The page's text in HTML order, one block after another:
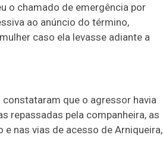
o chamado de emergência por
ao anúncio do término,
caso ela levasse adiante a
que o agressor havia
repassadas pela companheira, as
nas vias de acesso de Arniqueira,